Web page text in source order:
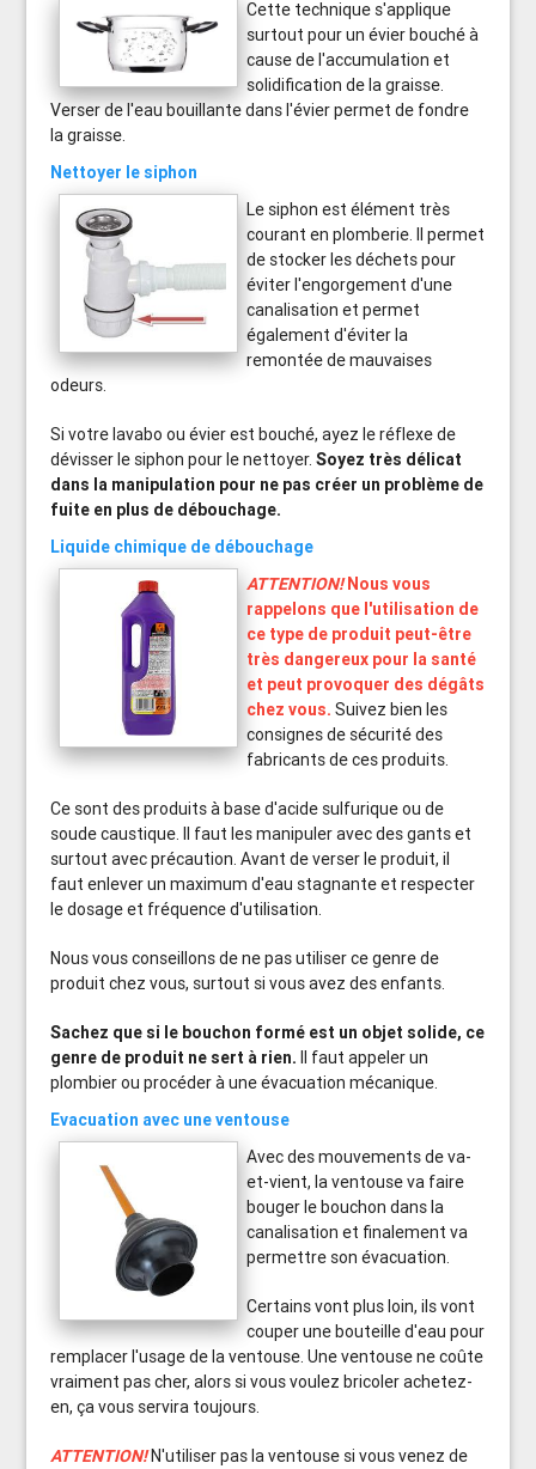
Cette technique s'applique
surtout pour un évier bouché à
cause de l'accumulation et
solidification de la graisse.
Verser de l'eau bouillante dans l'évier permet de fondre
la graisse.
Nettoyer le siphon
Le siphon est élément très
courant en plomberie. Il permet
de stocker les déchets pour
éviter l'engorgement d'une
canalisation et permet
également d'éviter la
remontée de mauvaises
odeurs.
Si votre lavabo ou évier est bouché, ayez le réflexe de
dévisser le siphon pour le nettoyer.Soyez très délicat
dans la manipulation pour ne pas créer un problème de
fuite en plus de débouchage.
Liquide chimique de débouchage
ATTENTION!Nous vous
rappelons que l'utilisation de
ce type de produit peut-être
très dangereux pour la santé
et peut provoquer des dégâts
chez vous. Suivez bien les
consignes de sécurité des
fabricants de ces produits.
Ce sont des produits à base d'acide sulfurique ou de
soude caustique. Il faut les manipuler avec des gants et
surtout avec précaution. Avant de verser le produit, il
faut enlever un maximum d'eau stagnante et respecter
le dosage et fréquence d'utilisation.
Nous vous conseillons de ne pas utiliser ce genre de
produit chez vous, surtout si vous avez des enfants.
Sachez que si le bouchon formé est un objet solide, ce
genre de produit ne sert à rien. Il faut appeler un
plombier ou procéder à une évacuation mécanique.
Evacuation avec une ventouse
Avec des mouvements de va-
et-vient, la ventouse va faire
bouger le bouchon dans la
canalisation et finalement va
permettre son évacuation.
Certains vont plus loin, ils vont
couper une bouteille d'eau pour
remplacer l'usage de la ventouse. Une ventouse ne coûte
vraiment pas cher, alors si vous voulez bricoler achetez-
en, ça vous servira toujours.
ATTENTION!N'utiliser pas la ventouse si vous venez de